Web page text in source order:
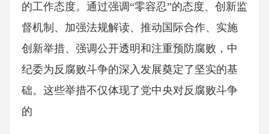
的工作态度。通过强调“零容忍”的态度、创新监
督机制、加强法规解读、推动国际合作、实施
创新举措、强调公开透明和注重预防腐败，中
纪委为反腐败斗争的深入发展奠定了坚实的基
础。这些举措不仅体现了党中央对反腐败斗争
的